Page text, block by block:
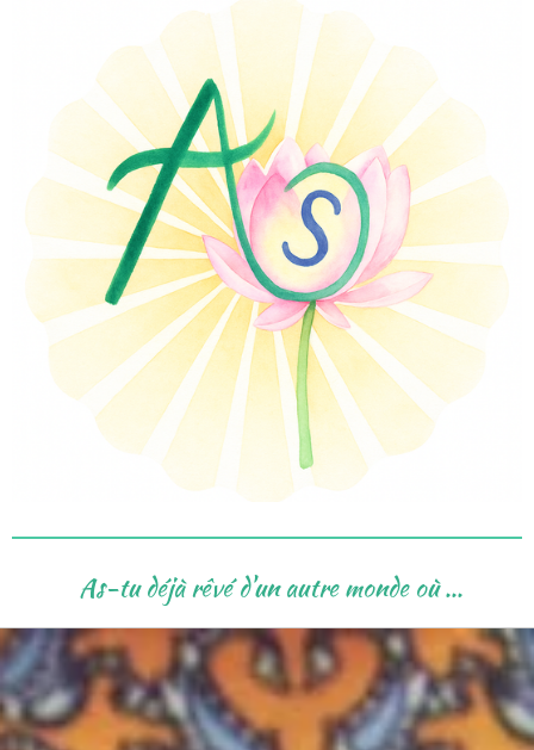
As-tu déjà rêvé d'un autre monde où ...